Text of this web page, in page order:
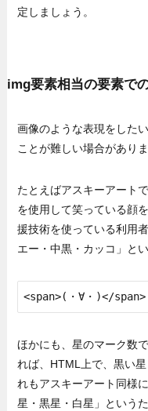
定しましょう。
img要素相当の要素で
画像のような表現をした
ことが難しい場合がありま
たとえばアスキーアート
を使用して笑っている顔
援技術を使っている利用
エー・中黒・カッコ」と
<span>(・∀・)</span>
ほかにも、星のマーク数
れば、HTML上で、黒い
れもアスキーアート同様
星・黒星・白星」という